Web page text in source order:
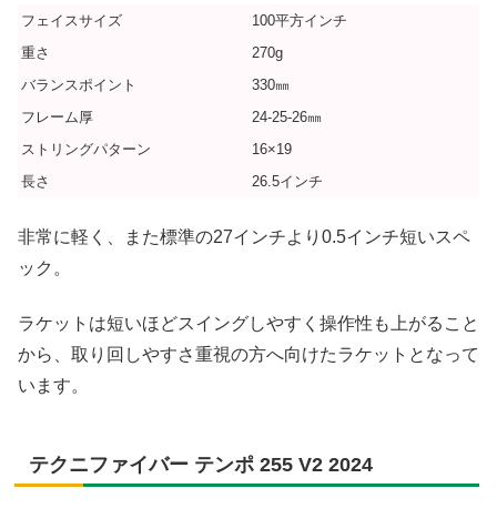
フェイスサイズ
100平方インチ
重さ
270g
バランスポイント
330㎜
フレーム厚
24-25-26㎜
ストリングパターン
16×19
長さ
26.5インチ
非常に軽く、また標準の27インチより0.5インチ短いスペ
ック。
ラケットは短いほどスイングしやすく操作性も上がること
から、取り回しやすさ重視の方へ向けたラケットとなって
います。
テクニファイバー テンポ 255 V2 2024